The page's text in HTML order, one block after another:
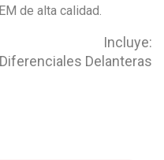
de alta calidad.
Incluye:
Delanteras